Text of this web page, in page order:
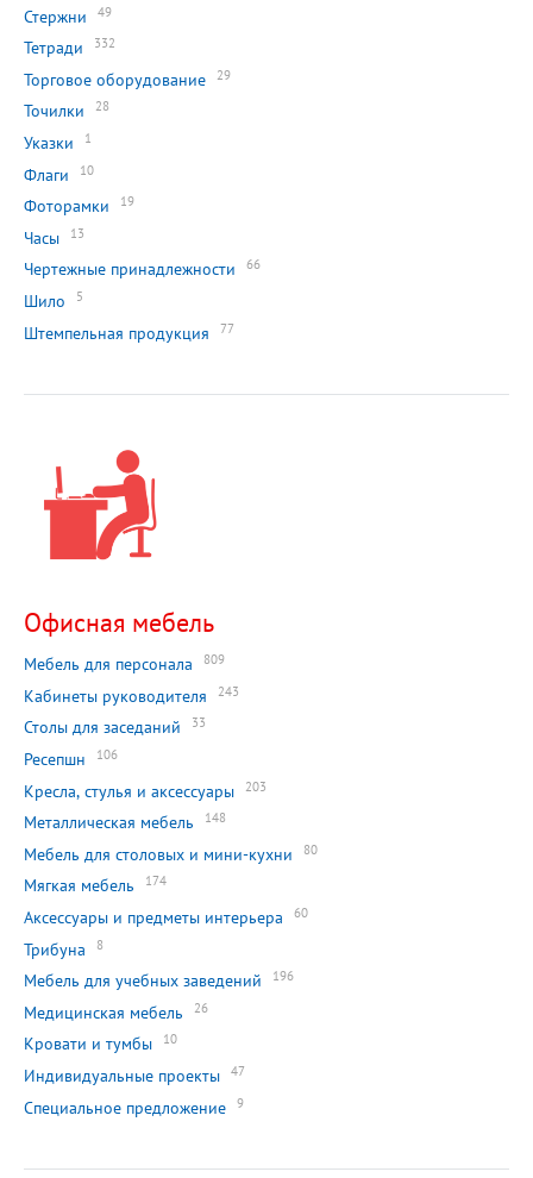
Стержни 49
Тетради 332
Торговое оборудование 29
Точилки 28
Указки 1
Флаги 10
Фоторамки 19
Часы 13
Чертежные принадлежности 66
Шило 5
Штемпельная продукция 77
Офисная мебель
Мебель для персонала 809
Кабинеты руководителя 243
Столы для заседаний 33
Ресепшн 106
Кресла, стулья и аксессуары 203
Металлическая мебель 148
Мебель для столовых и мини-кухни 80
Мягкая мебель 174
Аксессуары и предметы интерьера 60
Трибуна 8
Мебель для учебных заведений 196
Медицинская мебель 26
Кровати и тумбы 10
Индивидуальные проекты 47
Специальное предложение 9